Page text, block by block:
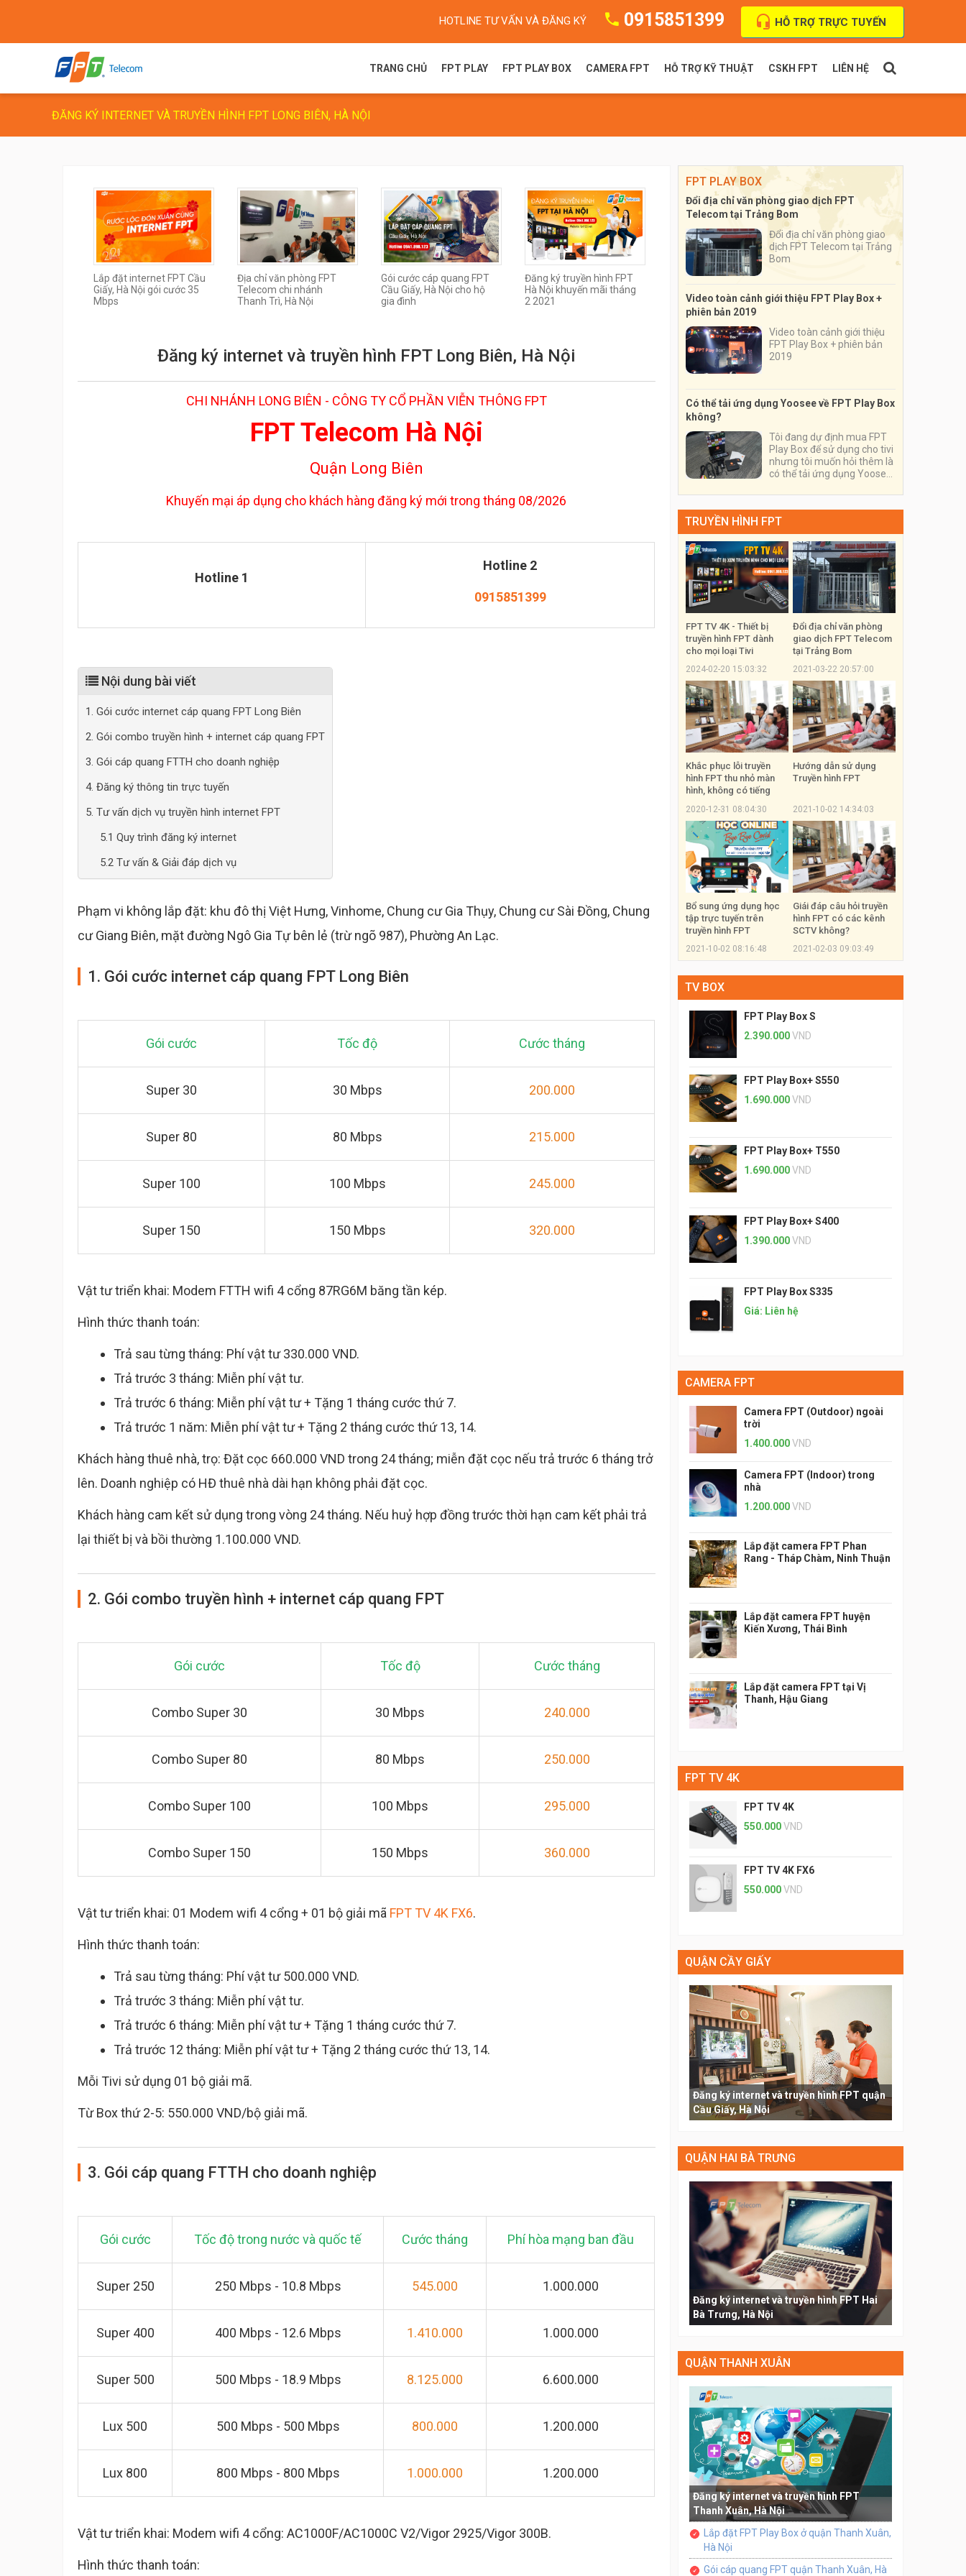
HOTLINE TƯ VẤN VÀ ĐĂNG KÝ 0915851399 HỖ TRỢ TRỰC TUYẾN
TRANG CHỦ FPT PLAY
Truyền hình FPT
FPT PLAY BOX
FPT Play Box+ S550
FPT Play Box+ S400
CAMERA FPT HỖ TRỢ KỸ THUẬT CSKH FPT LIÊN HỆ
ĐĂNG KÝ INTERNET VÀ TRUYỀN HÌNH FPT LONG BIÊN, HÀ NỘI
Lắp đặt internet FPT Cầu
Giấy, Hà Nội gói cước 35
Mbps
Địa chỉ văn phòng FPT
Telecom chi nhánh
Thanh Trì, Hà Nội
Gói cước cáp quang FPT
Cầu Giấy, Hà Nội cho hộ
gia đình
Đăng ký truyền hình FPT
Hà Nội khuyến mãi tháng
2 2021
Đăng ký internet và truyền hình FPT Long Biên, Hà Nội
CHI NHÁNH LONG BIÊN - CÔNG TY CỔ PHẦN VIỄN THÔNG FPT
FPT Telecom Hà Nội
Quận Long Biên
Khuyến mại áp dụng cho khách hàng đăng ký mới trong tháng 08/2026
Hotline 1
Hotline 2
0915851399
Nội dung bài viết
1. Gói cước internet cáp quang FPT Long Biên
2. Gói combo truyền hình + internet cáp quang FPT
3. Gói cáp quang FTTH cho doanh nghiệp
4. Đăng ký thông tin trực tuyến
5. Tư vấn dịch vụ truyền hình internet FPT
5.1 Quy trình đăng ký internet
5.2 Tư vấn & Giải đáp dịch vụ
Phạm vi không lắp đặt: khu đô thị Việt Hưng, Vinhome, Chung cư Gia Thụy, Chung cư Sài Đồng, Chung
cư Giang Biên, mặt đường Ngô Gia Tự bên lẻ (trừ ngõ 987), Phường An Lạc.
1. Gói cước internet cáp quang FPT Long Biên
Gói cước Tốc độ Cước tháng
Super 30 30 Mbps 200.000
Super 80 80 Mbps 215.000
Super 100 100 Mbps 245.000
Super 150 150 Mbps 320.000
Vật tư triển khai: Modem FTTH wifi 4 cổng 87RG6M băng tần kép.
Hình thức thanh toán:
Trả sau từng tháng: Phí vật tư 330.000 VND.
Trả trước 3 tháng: Miễn phí vật tư.
Trả trước 6 tháng: Miễn phí vật tư + Tặng 1 tháng cước thứ 7.
Trả trước 1 năm: Miễn phí vật tư + Tặng 2 tháng cước thứ 13, 14.
Khách hàng thuê nhà, trọ: Đặt cọc 660.000 VND trong 24 tháng; miễn đặt cọc nếu trả trước 6 tháng trở
lên. Doanh nghiệp có HĐ thuê nhà dài hạn không phải đặt cọc.
Khách hàng cam kết sử dụng trong vòng 24 tháng. Nếu huỷ hợp đồng trước thời hạn cam kết phải trả
lại thiết bị và bồi thường 1.100.000 VND.
2. Gói combo truyền hình + internet cáp quang FPT
Gói cước Tốc độ Cước tháng
Combo Super 30 30 Mbps 240.000
Combo Super 80 80 Mbps 250.000
Combo Super 100 100 Mbps 295.000
Combo Super 150 150 Mbps 360.000
Vật tư triển khai: 01 Modem wifi 4 cổng + 01 bộ giải mã FPT TV 4K FX6.
Hình thức thanh toán:
Trả sau từng tháng: Phí vật tư 500.000 VND.
Trả trước 3 tháng: Miễn phí vật tư.
Trả trước 6 tháng: Miễn phí vật tư + Tặng 1 tháng cước thứ 7.
Trả trước 12 tháng: Miễn phí vật tư + Tặng 2 tháng cước thứ 13, 14.
Mỗi Tivi sử dụng 01 bộ giải mã.
Từ Box thứ 2-5: 550.000 VND/bộ giải mã.
3. Gói cáp quang FTTH cho doanh nghiệp
Gói cước Tốc độ trong nước và quốc tế Cước tháng Phí hòa mạng ban đầu
Super 250 250 Mbps - 10.8 Mbps 545.000 1.000.000
Super 400 400 Mbps - 12.6 Mbps 1.410.000 1.000.000
Super 500 500 Mbps - 18.9 Mbps 8.125.000 6.600.000
Lux 500 500 Mbps - 500 Mbps 800.000 1.200.000
Lux 800 800 Mbps - 800 Mbps 1.000.000 1.200.000
Vật tư triển khai: Modem wifi 4 cổng: AC1000F/AC1000C V2/Vigor 2925/Vigor 300B.
Hình thức thanh toán:
FPT PLAY BOX
Đổi địa chỉ văn phòng giao dịch FPT
Telecom tại Trảng Bom
Đổi địa chỉ văn phòng giao
dịch FPT Telecom tại Trảng
Bom
Video toàn cảnh giới thiệu FPT Play Box +
phiên bản 2019
Video toàn cảnh giới thiệu
FPT Play Box + phiên bản
2019
Có thể tải ứng dụng Yoosee về FPT Play Box
không?
Tôi đang dự định mua FPT
Play Box để sử dụng cho tivi
nhưng tôi muốn hỏi thêm là
có thể tải ứng dụng Yoosee
trên thiết bị này được
không?
TRUYỀN HÌNH FPT
FPT TV 4K - Thiết bị
truyền hình FPT dành
cho mọi loại Tivi
2024-02-20 15:03:32
Đổi địa chỉ văn phòng
giao dịch FPT Telecom
tại Trảng Bom
2021-03-22 20:57:00
Khắc phục lỗi truyền
hình FPT thu nhỏ màn
hình, không có tiếng
2020-12-31 08:04:30
Hướng dẫn sử dụng
Truyền hình FPT
2021-10-02 14:34:03
Bổ sung ứng dụng học
tập trực tuyến trên
truyền hình FPT
2021-10-02 08:16:48
Giái đáp câu hỏi truyền
hình FPT có các kênh
SCTV không?
2021-02-03 09:03:49
TV BOX
FPT Play Box S
2.390.000VND
FPT Play Box+ S550
1.690.000VND
FPT Play Box+ T550
1.690.000VND
FPT Play Box+ S400
1.390.000VND
FPT Play Box S335
Giá: Liên hệ
CAMERA FPT
Camera FPT (Outdoor) ngoài
trời
1.400.000VND
Camera FPT (Indoor) trong
nhà
1.200.000VND
Lắp đặt camera FPT Phan
Rang - Tháp Chàm, Ninh Thuận
Lắp đặt camera FPT huyện
Kiến Xương, Thái Bình
Lắp đặt camera FPT tại Vị
Thanh, Hậu Giang
FPT TV 4K
FPT TV 4K
550.000VND
FPT TV 4K FX6
550.000VND
QUẬN CẦY GIẤY
Đăng ký internet và truyền hình FPT quận
Cầu Giấy, Hà Nội
QUẬN HAI BÀ TRƯNG
Đăng ký internet và truyền hình FPT Hai
Bà Trưng, Hà Nội
QUẬN THANH XUÂN
Đăng ký internet và truyền hình FPT
Thanh Xuân, Hà Nội
Lắp đặt FPT Play Box ở quận Thanh Xuân,
Hà Nội
Gói cáp quang FPT quận Thanh Xuân, Hà